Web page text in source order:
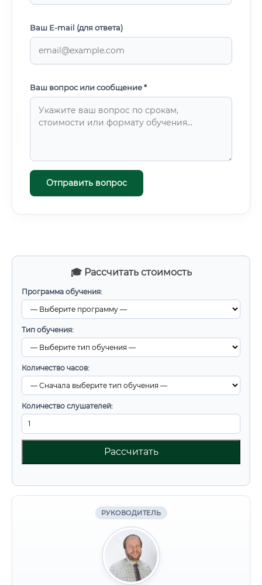
🎓 Рассчитать стоимость
Программа обучения:
Тип обучения:
Количество часов:
Количество слушателей:
Рассчитать
РУКОВОДИТЕЛЬ
Ваш E-mail (для ответа)
Ваш вопрос или сообщение *
Отправить вопрос